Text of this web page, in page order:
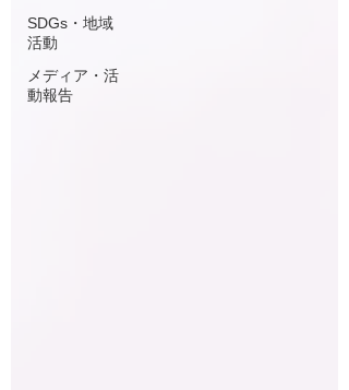
SDGs・地域
活動
メディア・活
動報告